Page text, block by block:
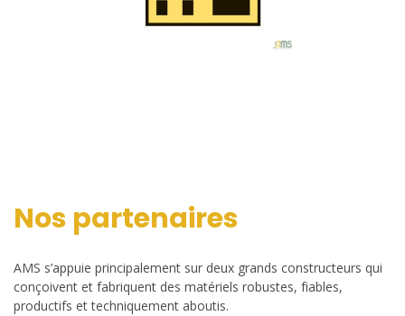
Nos partenaires
AMS s’appuie principalement sur deux grands constructeurs qui
conçoivent et fabriquent des matériels robustes, fiables,
productifs et techniquement aboutis.